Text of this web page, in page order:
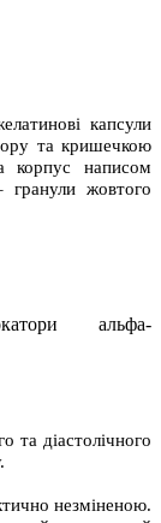
капсули
та кришечкою
корпус написом
жовтого
альфа-
та діастолічного
незміненою.